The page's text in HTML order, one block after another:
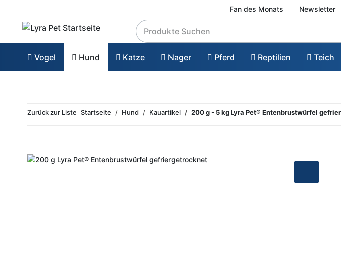
Fan des Monats Newsletter
Vogel Hund Katze Nager Pferd Reptilien Teich
Zurück zur Liste Startseite Hund Kauartikel 200 g - 5 kg Lyra Pet® Entenbrustwürfel